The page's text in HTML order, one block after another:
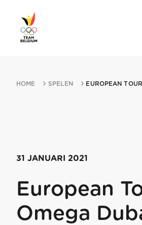
HOME SPELEN
31 JANUARI 2021
European
Omega